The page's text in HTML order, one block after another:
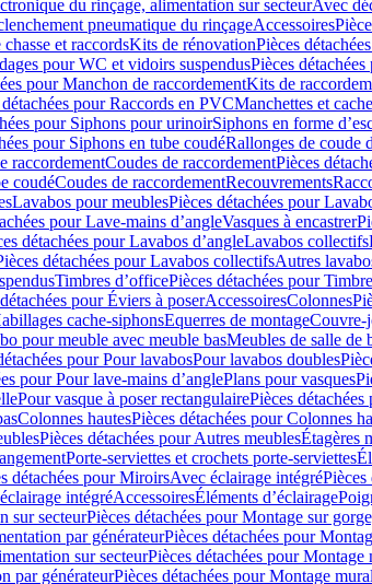
du rinçage, alimentation sur secteurAvec
pneumatique du rinçageAccessoires
et raccordsKits de rénovationPièces
pour WC et vidoirs suspendusPièces
pour Manchon de raccordementKits de
pour Raccords en PVCManchettes et
pour Siphons pour urinoirSiphons en forme
pour Siphons en tube coudéRallonges de coude
raccordementCoudes de raccordementPièces
coudéCoudes de raccordementRecouvrements
Lavabos pour meublesPièces détachées pour
pour Lave-mains d’angleVasques à encastrer
détachées pour Lavabos d’angleLavabos collectifs
détachées pour Lavabos collectifsAutres
Timbres dʼofficePièces détachées pour
pour Éviers à poserAccessoiresColonnes
cache-siphonsEquerres de montageCouvre-
pour meuble avec meuble basMeubles de salle de
pour Pour lavabosPour lavabos doubles
pour Pour lave-mains d’anglePlans pour vasques
Pour vasque à poser rectangulairePièces
Colonnes hautesPièces détachées pour Colonnes
Pièces détachées pour Autres meublesÉtagères
Porte-serviettes et crochets porte-serviettes
détachées pour MiroirsAvec éclairage intégréPièces
intégréAccessoiresÉléments d’éclairage
sur secteurPièces détachées pour Montage sur
par générateurPièces détachées pour
sur secteurPièces détachées pour
par générateurPièces détachées pour Montage